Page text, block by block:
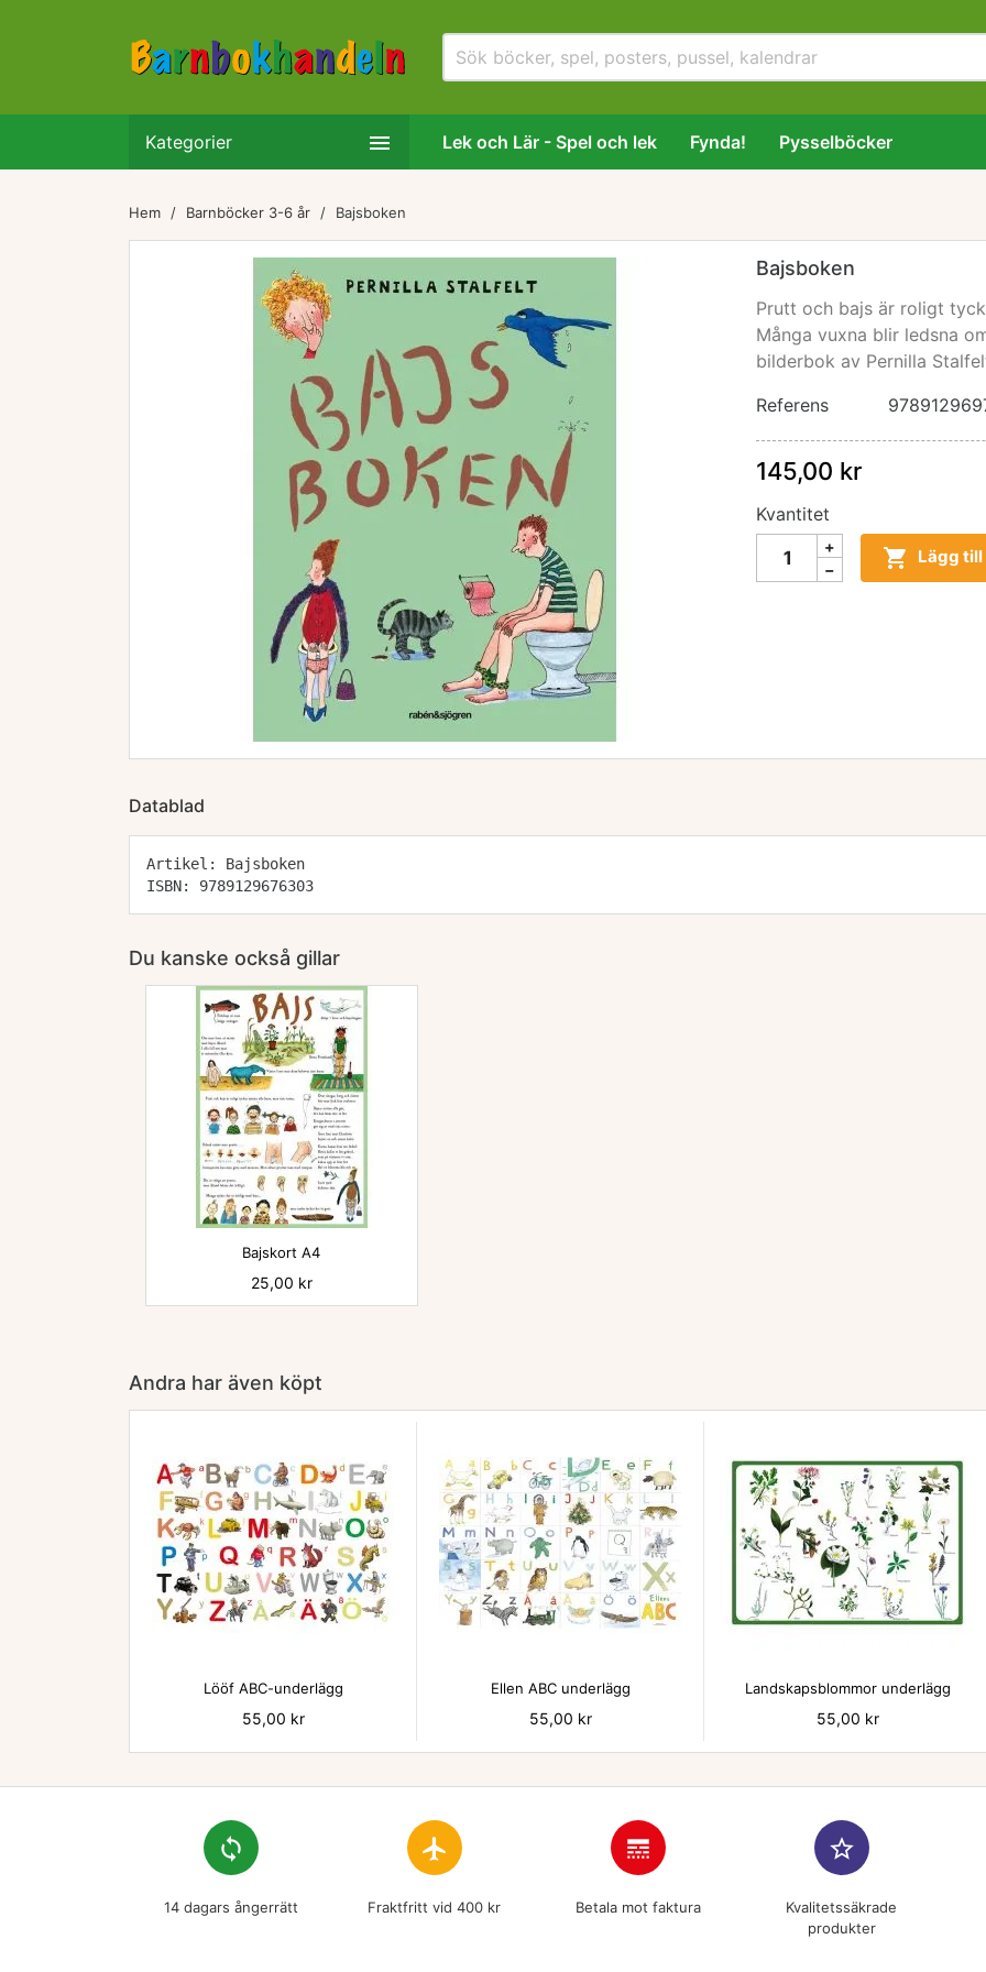
Kategorier  Lek och Lär - Spel och lek Fynda! Pysselböcker
Hem Barnböcker 3-6 år Bajsboken
Bajsboken
Prutt och bajs är roligt
Många vuxna blir ledsna
bilderbok av Pernilla
Referens
145,00 kr
Kvantitet
 Lägg
Datablad
Artikel: Bajsboken
ISBN: 9789129676303
Du kanske också gillar

Bajskort A4
Pris
25,00 kr
Andra har även köpt

Lööf ABC-underlägg
Pris
55,00 kr

Ellen ABC underlägg
Pris
55,00 kr
Landskapsblommor underlägg
Pris
55,00 kr
loop
14 dagars ångerrätt
flight
Fraktfritt vid 400 kr
line_style
Betala mot faktura
star_border
Kvalitetssäkrade
produkter